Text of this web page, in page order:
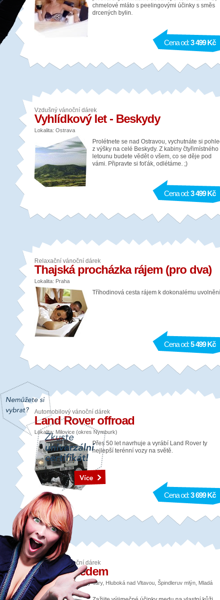
chmelové mláto s peelingovými účinky s směs
drcených bylin.
Cena od:3 499 Kč
Vzdušný vánoční dárek
Vyhlídkový let - Beskydy
Lokalita: Ostrava
Prolétnete se nad Ostravou, vychutnáte si
z výšky na celé Beskydy. Z kabiny čtyřimístného
letounu budete vědět o všem, co se děje pod
vámi. Připravte si foťák, odlétáme. ;)
Cena od:3 499 Kč
Relaxační vánoční dárek
Thajská procházka rájem (pro dva)
Lokalita: Praha
Tříhodinová cesta rájem k dokonalému
Cena od:5 499 Kč
Automobilový vánoční dárek
Land Rover offroad
Lokalita: Milovice (okres Nymburk)
Přes 50 let navrhuje a vyrábí Land Rover ty
nejlepší terénní vozy na světě.
Cena od:3 699 Kč
Relaxační vánoční dárek
Masáž medem
Lokalita: Praha, Karlovy Vary, Hluboká nad Vltavou, Špindleruv mlýn, Mladá
Boleslav, Brno